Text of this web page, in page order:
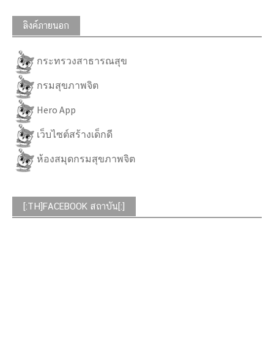
ลิงค์ภายนอก
กระทรวงสาธารณสุข
กรมสุขภาพจิต
Hero App
เว็บไซต์สร้างเด็กดี
ห้องสมุดกรมสุขภาพจิต
[:TH]FACEBOOK สถาบัน[:]